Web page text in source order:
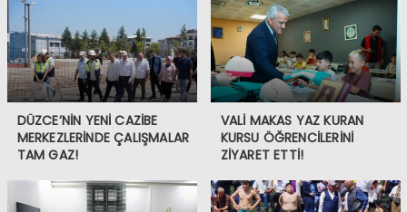
DÜZCE’NİN YENİ CAZİBE
MERKEZLERİNDE ÇALIŞMALAR
TAM GAZ!
VALİ MAKAS YAZ KURAN
KURSU ÖĞRENCİLERİNİ
ZİYARET ETTİ!